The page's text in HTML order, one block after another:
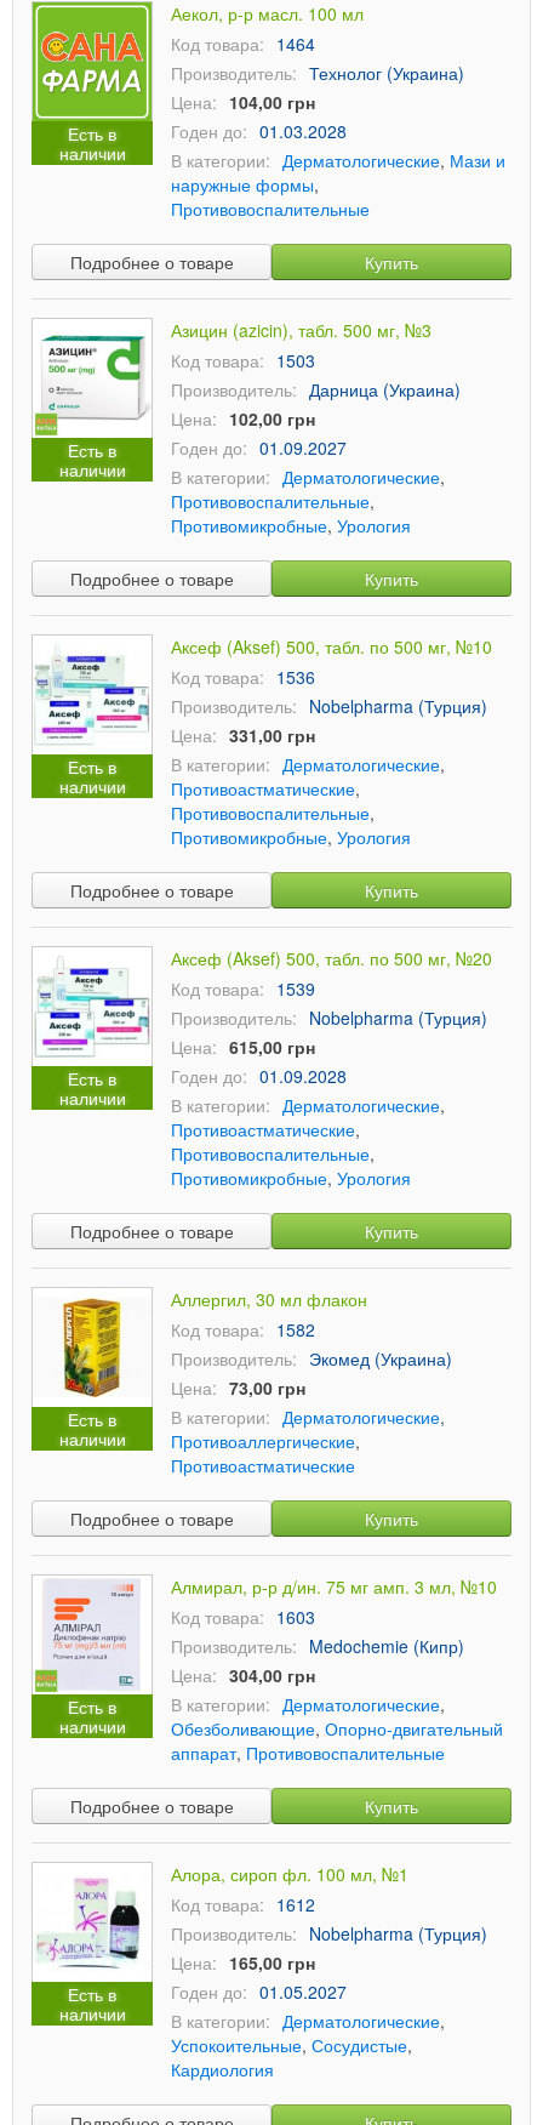
Есть в
наличии
Аекол, р-р масл. 100 мл
Код товара: 1464
Производитель: Технолог (Украина)
Цена: 104,00 грн
Годен до: 01.03.2028
В категории: Дерматологические, Мази и
наружные формы,
Противовоспалительные
Подробнее о товаре Купить
Есть в
наличии
Азицин (azicin), табл. 500 мг, №3
Код товара: 1503
Производитель: Дарница (Украина)
Цена: 102,00 грн
Годен до: 01.09.2027
В категории: Дерматологические,
Противовоспалительные,
Противомикробные, Урология
Подробнее о товаре Купить
Есть в
наличии
Аксеф (Aksef) 500, табл. по 500 мг, №10
Код товара: 1536
Производитель: Nobelpharma (Турция)
Цена: 331,00 грн
В категории: Дерматологические,
Противоастматические,
Противовоспалительные,
Противомикробные, Урология
Подробнее о товаре Купить
Есть в
наличии
Аксеф (Aksef) 500, табл. по 500 мг, №20
Код товара: 1539
Производитель: Nobelpharma (Турция)
Цена: 615,00 грн
Годен до: 01.09.2028
В категории: Дерматологические,
Противоастматические,
Противовоспалительные,
Противомикробные, Урология
Подробнее о товаре Купить
Есть в
наличии
Аллергил, 30 мл флакон
Код товара: 1582
Производитель: Экомед (Украина)
Цена: 73,00 грн
В категории: Дерматологические,
Противоаллергические,
Противоастматические
Подробнее о товаре Купить
Есть в
наличии
Алмирал, р-р д/ин. 75 мг амп. 3 мл, №10
Код товара: 1603
Производитель: Medochemie (Кипр)
Цена: 304,00 грн
В категории: Дерматологические,
Обезболивающие, Опорно-двигательный
аппарат, Противовоспалительные
Подробнее о товаре Купить
Есть в
наличии
Алора, сироп фл. 100 мл, №1
Код товара: 1612
Производитель: Nobelpharma (Турция)
Цена: 165,00 грн
Годен до: 01.05.2027
В категории: Дерматологические,
Успокоительные, Сосудистые,
Кардиология